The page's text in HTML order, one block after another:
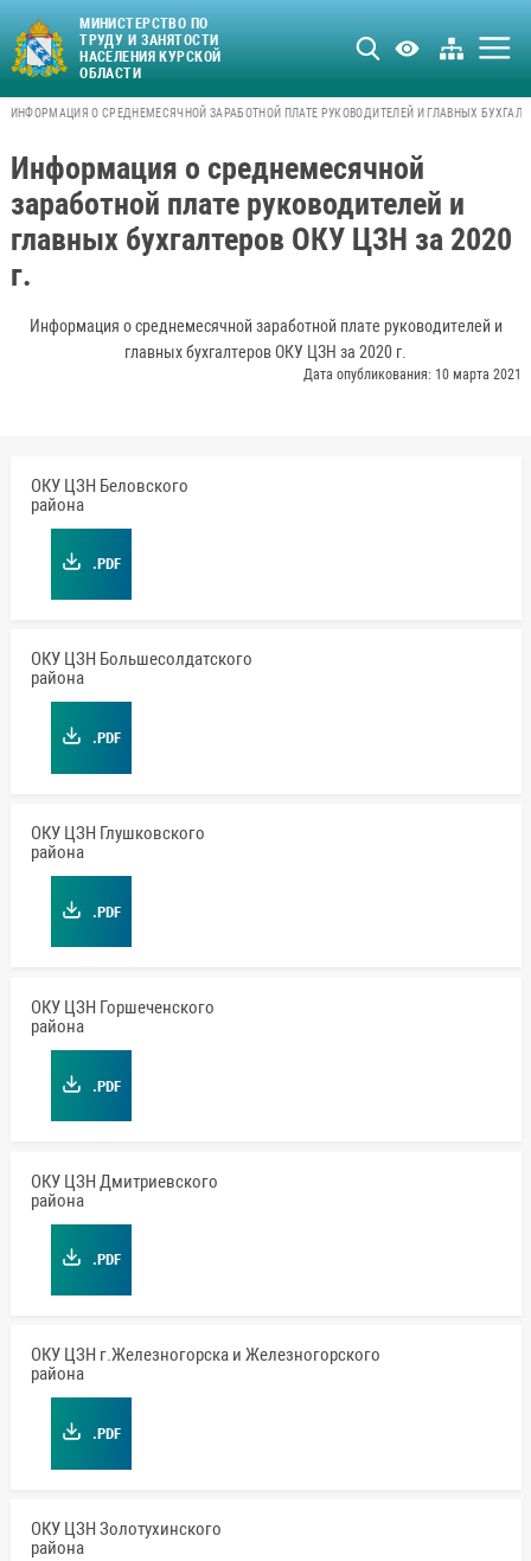
МИНИСТЕРСТВО ПО
ТРУДУ И ЗАНЯТОСТИ
НАСЕЛЕНИЯ КУРСКОЙ
ОБЛАСТИ
ИНФОРМАЦИЯ О СРЕДНЕМЕСЯЧНОЙ ЗАРАБОТНОЙ ПЛАТЕ РУКОВОДИТЕЛЕЙ И ГЛАВНЫХ
Информация о среднемесячной
заработной плате руководителей и
главных бухгалтеров ОКУ ЦЗН за 2020
г.
Информация о среднемесячной заработной плате руководителей и
главных бухгалтеров ОКУ ЦЗН за 2020 г.
Дата опубликования: 10 марта 2021
ОКУ ЦЗН Беловского
района
.PDF
ОКУ ЦЗН Большесолдатского
района
.PDF
ОКУ ЦЗН Глушковского
района
.PDF
ОКУ ЦЗН Горшеченского
района
.PDF
ОКУ ЦЗН Дмитриевского
района
.PDF
ОКУ ЦЗН г.Железногорска и Железногорского
района
.PDF
ОКУ ЦЗН Золотухинского
района